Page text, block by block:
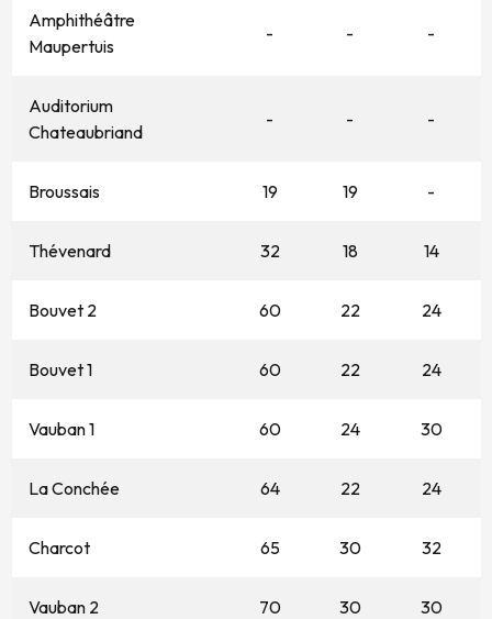
Amphithéâtre
Maupertuis
- - -
Auditorium
Chateaubriand
- - -
Broussais 19 19 -
Thévenard 32 18 14
Bouvet 2 60 22 24
Bouvet 1 60 22 24
Vauban 1 60 24 30
La Conchée 64 22 24
Charcot 65 30 32
Vauban 2 70 30 30